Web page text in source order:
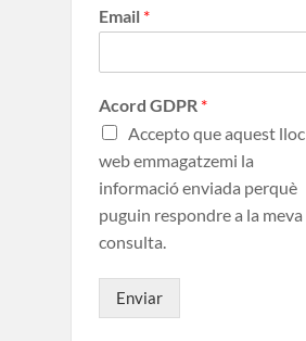
Email *
Acord GDPR *
Accepto que aquest lloc
web emmagatzemi la
informació enviada perquè
puguin respondre a la meva
consulta.
Enviar